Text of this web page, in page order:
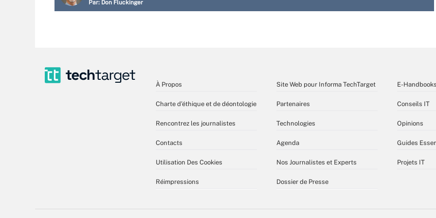
Par: Don Fluckinger
À Propos
Charte d’éthique et de déontologie
Rencontrez les journalistes
Contacts
Utilisation Des Cookies
Réimpressions
Site Web pour Informa TechTarget
Partenaires
Technologies
Agenda
Nos Journalistes et Experts
Dossier de Presse
E-Handbooks
Conseils IT
Opinions
Guides
Projets IT